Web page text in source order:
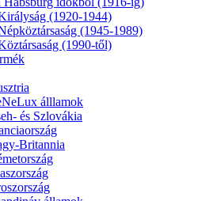
(1920-1944)
(1945-1989)
(1990-től)
álllamok
és Szlovákia
Britannia